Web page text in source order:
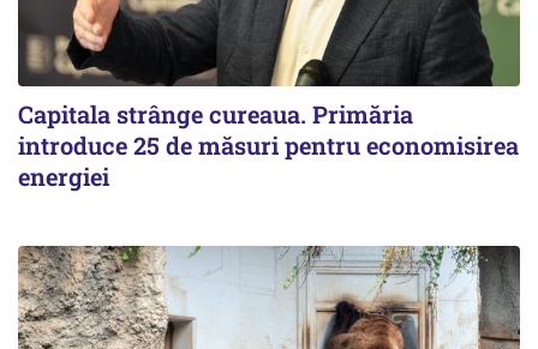
Capitala strânge cureaua. Primăria
introduce 25 de măsuri pentru economisirea
energiei